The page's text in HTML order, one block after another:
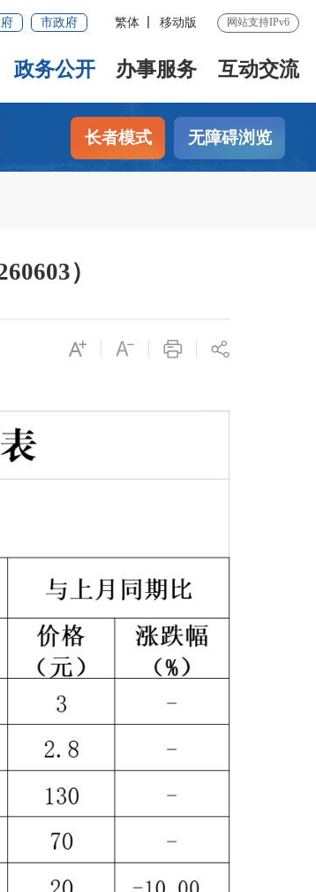
市政府 繁体 移动版 网站支持IPv6
政务公开 办事服务 互动交流
长者模式 无障碍浏览
）